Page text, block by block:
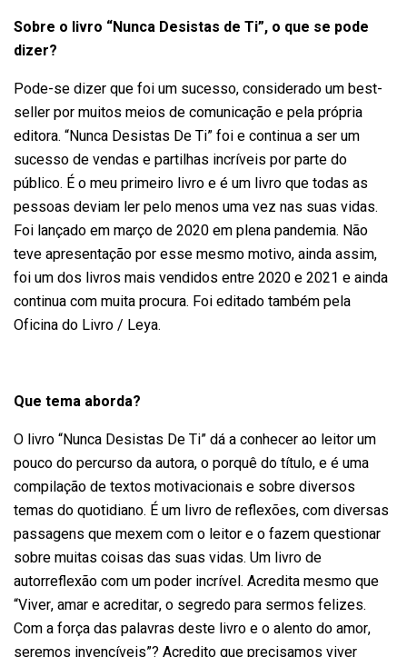
Sobre o livro “Nunca Desistas de Ti”, o que se pode
dizer?
Pode-se dizer que foi um sucesso, considerado um best-
seller por muitos meios de comunicação e pela própria
editora. “Nunca Desistas De Ti” foi e continua a ser um
sucesso de vendas e partilhas incríveis por parte do
público. É o meu primeiro livro e é um livro que todas as
pessoas deviam ler pelo menos uma vez nas suas vidas.
Foi lançado em março de 2020 em plena pandemia. Não
teve apresentação por esse mesmo motivo, ainda assim,
foi um dos livros mais vendidos entre 2020 e 2021 e ainda
continua com muita procura. Foi editado também pela
Oficina do Livro / Leya.
Que tema aborda?
O livro “Nunca Desistas De Ti” dá a conhecer ao leitor um
pouco do percurso da autora, o porquê do título, e é uma
compilação de textos motivacionais e sobre diversos
temas do quotidiano. É um livro de reflexões, com diversas
passagens que mexem com o leitor e o fazem questionar
sobre muitas coisas das suas vidas. Um livro de
autorreflexão com um poder incrível. Acredita mesmo que
“Viver, amar e acreditar, o segredo para sermos felizes.
Com a força das palavras deste livro e o alento do amor,
seremos invencíveis”? Acredito que precisamos viver